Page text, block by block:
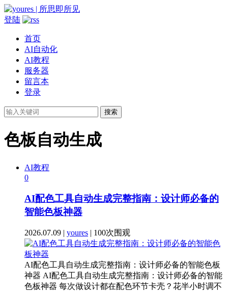
登陆
首页
AI自动化
AI教程
服务器
留言本
登录
搜索
色板自动生成
AI教程
0
AI配色工具自动生成完整指南：设计师必备的
智能色板神器
2026.07.09 | youres | 100次围观
AI配色工具自动生成完整指南：设计师必备的智能色板
神器 AI配色工具自动生成完整指南：设计师必备的智能
色板神器 每次做设计都在配色环节卡壳？花半小时调不